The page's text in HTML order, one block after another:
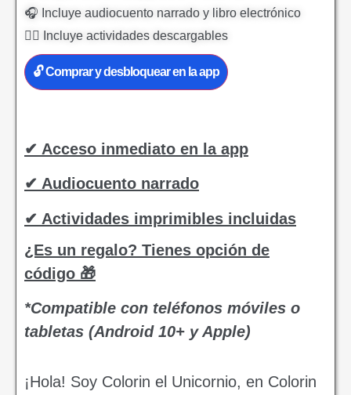
🎧 Incluye audiocuento narrado y libro electrónico
✍🏻 Incluye actividades descargables
🔓 Comprar y desbloquear en la app
✔ Acceso inmediato en la app
✔ Audiocuento narrado
✔ Actividades imprimibles incluidas
¿Es un regalo? Tienes opción de
código 🎁
*Compatible con teléfonos móviles o
tabletas (Android 10+ y Apple)
¡Hola! Soy Colorin el Unicornio, en Colorin